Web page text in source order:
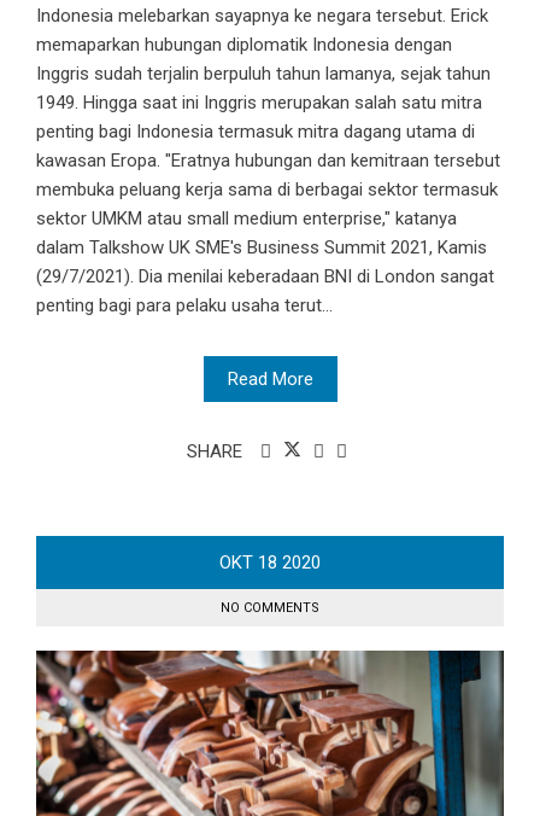
Indonesia melebarkan sayapnya ke negara tersebut. Erick
memaparkan hubungan diplomatik Indonesia dengan
Inggris sudah terjalin berpuluh tahun lamanya, sejak tahun
1949. Hingga saat ini Inggris merupakan salah satu mitra
penting bagi Indonesia termasuk mitra dagang utama di
kawasan Eropa. "Eratnya hubungan dan kemitraan tersebut
membuka peluang kerja sama di berbagai sektor termasuk
sektor UMKM atau small medium enterprise," katanya
dalam Talkshow UK SME's Business Summit 2021, Kamis
(29/7/2021). Dia menilai keberadaan BNI di London sangat
penting bagi para pelaku usaha terut...
Read More
SHARE
OKT 18 2020
NO COMMENTS